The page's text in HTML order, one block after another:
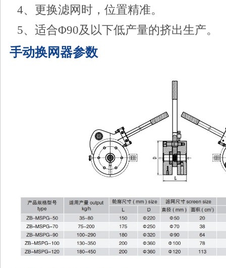
4、更换滤网时，位置精准。
5、适合Φ90及以下低产量的挤出生产。
手动换网器参数